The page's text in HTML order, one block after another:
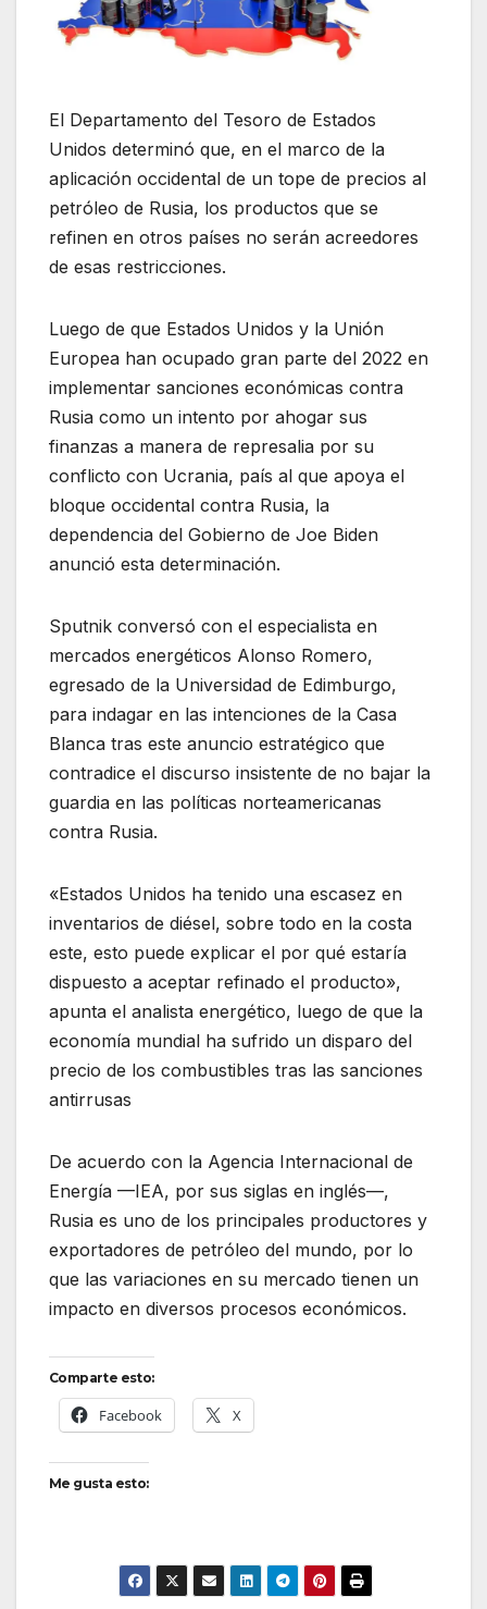
El Departamento del Tesoro de Estados
Unidos determinó que, en el marco de la
aplicación occidental de un tope de precios al
petróleo de Rusia, los productos que se
refinen en otros países no serán acreedores
de esas restricciones.
Luego de que Estados Unidos y la Unión
Europea han ocupado gran parte del 2022 en
implementar sanciones económicas contra
Rusia como un intento por ahogar sus
finanzas a manera de represalia por su
conflicto con Ucrania, país al que apoya el
bloque occidental contra Rusia, la
dependencia del Gobierno de Joe Biden
anunció esta determinación.
Sputnik conversó con el especialista en
mercados energéticos Alonso Romero,
egresado de la Universidad de Edimburgo,
para indagar en las intenciones de la Casa
Blanca tras este anuncio estratégico que
contradice el discurso insistente de no bajar la
guardia en las políticas norteamericanas
contra Rusia.
«Estados Unidos ha tenido una escasez en
inventarios de diésel, sobre todo en la costa
este, esto puede explicar el por qué estaría
dispuesto a aceptar refinado el producto»,
apunta el analista energético, luego de que la
economía mundial ha sufrido un disparo del
precio de los combustibles tras las sanciones
antirrusas
De acuerdo con la Agencia Internacional de
Energía —IEA, por sus siglas en inglés—,
Rusia es uno de los principales productores y
exportadores de petróleo del mundo, por lo
que las variaciones en su mercado tienen un
impacto en diversos procesos económicos.
Comparte esto:
Facebook X
Me gusta esto: